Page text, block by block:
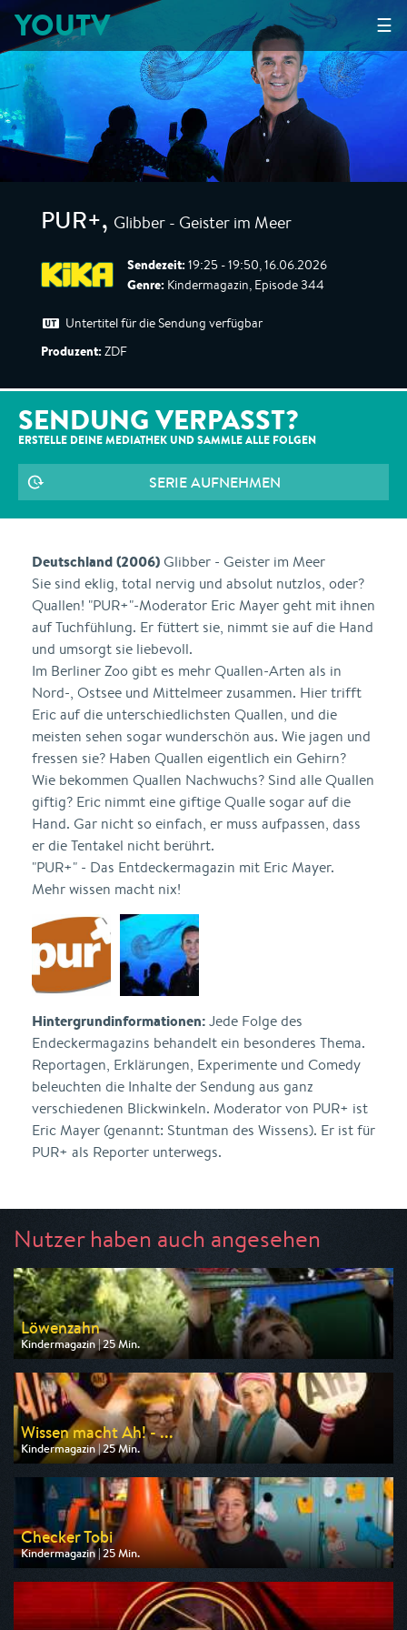
☰
YOUTV
PUR+, Glibber - Geister im Meer
Sendezeit: 19:25 - 19:50, 16.06.2026
Genre: Kindermagazin, Episode 344
Untertitel für die Sendung verfügbar
Produzent: ZDF
SENDUNG VERPASST?
ERSTELLE DEINE MEDIATHEK UND SAMMLE ALLE FOLGEN
SERIE AUFNEHMEN
Deutschland (2006)Glibber - Geister im Meer
Sie sind eklig, total nervig und absolut nutzlos, oder?
Quallen! "PUR+"-Moderator Eric Mayer geht mit ihnen
auf Tuchfühlung. Er füttert sie, nimmt sie auf die Hand
und umsorgt sie liebevoll.
Im Berliner Zoo gibt es mehr Quallen-Arten als in
Nord-, Ostsee und Mittelmeer zusammen. Hier trifft
Eric auf die unterschiedlichsten Quallen, und die
meisten sehen sogar wunderschön aus. Wie jagen und
fressen sie? Haben Quallen eigentlich ein Gehirn?
Wie bekommen Quallen Nachwuchs? Sind alle Quallen
giftig? Eric nimmt eine giftige Qualle sogar auf die
Hand. Gar nicht so einfach, er muss aufpassen, dass
er die Tentakel nicht berührt.
"PUR+" - Das Entdeckermagazin mit Eric Mayer.
Mehr wissen macht nix!
Hintergrundinformationen:Jede Folge des
Endeckermagazins behandelt ein besonderes Thema.
Reportagen, Erklärungen, Experimente und Comedy
beleuchten die Inhalte der Sendung aus ganz
verschiedenen Blickwinkeln. Moderator von PUR+ ist
Eric Mayer (genannt: Stuntman des Wissens). Er ist für
PUR+ als Reporter unterwegs.
Nutzer haben auch angesehen
Löwenzahn
Kindermagazin | 25 Min.
Ausgestrahlt von ZDF
am 09.08.2026, 08:15
Wissen macht Ah! - ...
Kindermagazin | 25 Min.
Ausgestrahlt von ARD
am 08.08.2026, 08:20
Checker Tobi
Kindermagazin | 25 Min.
Ausgestrahlt von ARD
am 08.08.2026, 07:55